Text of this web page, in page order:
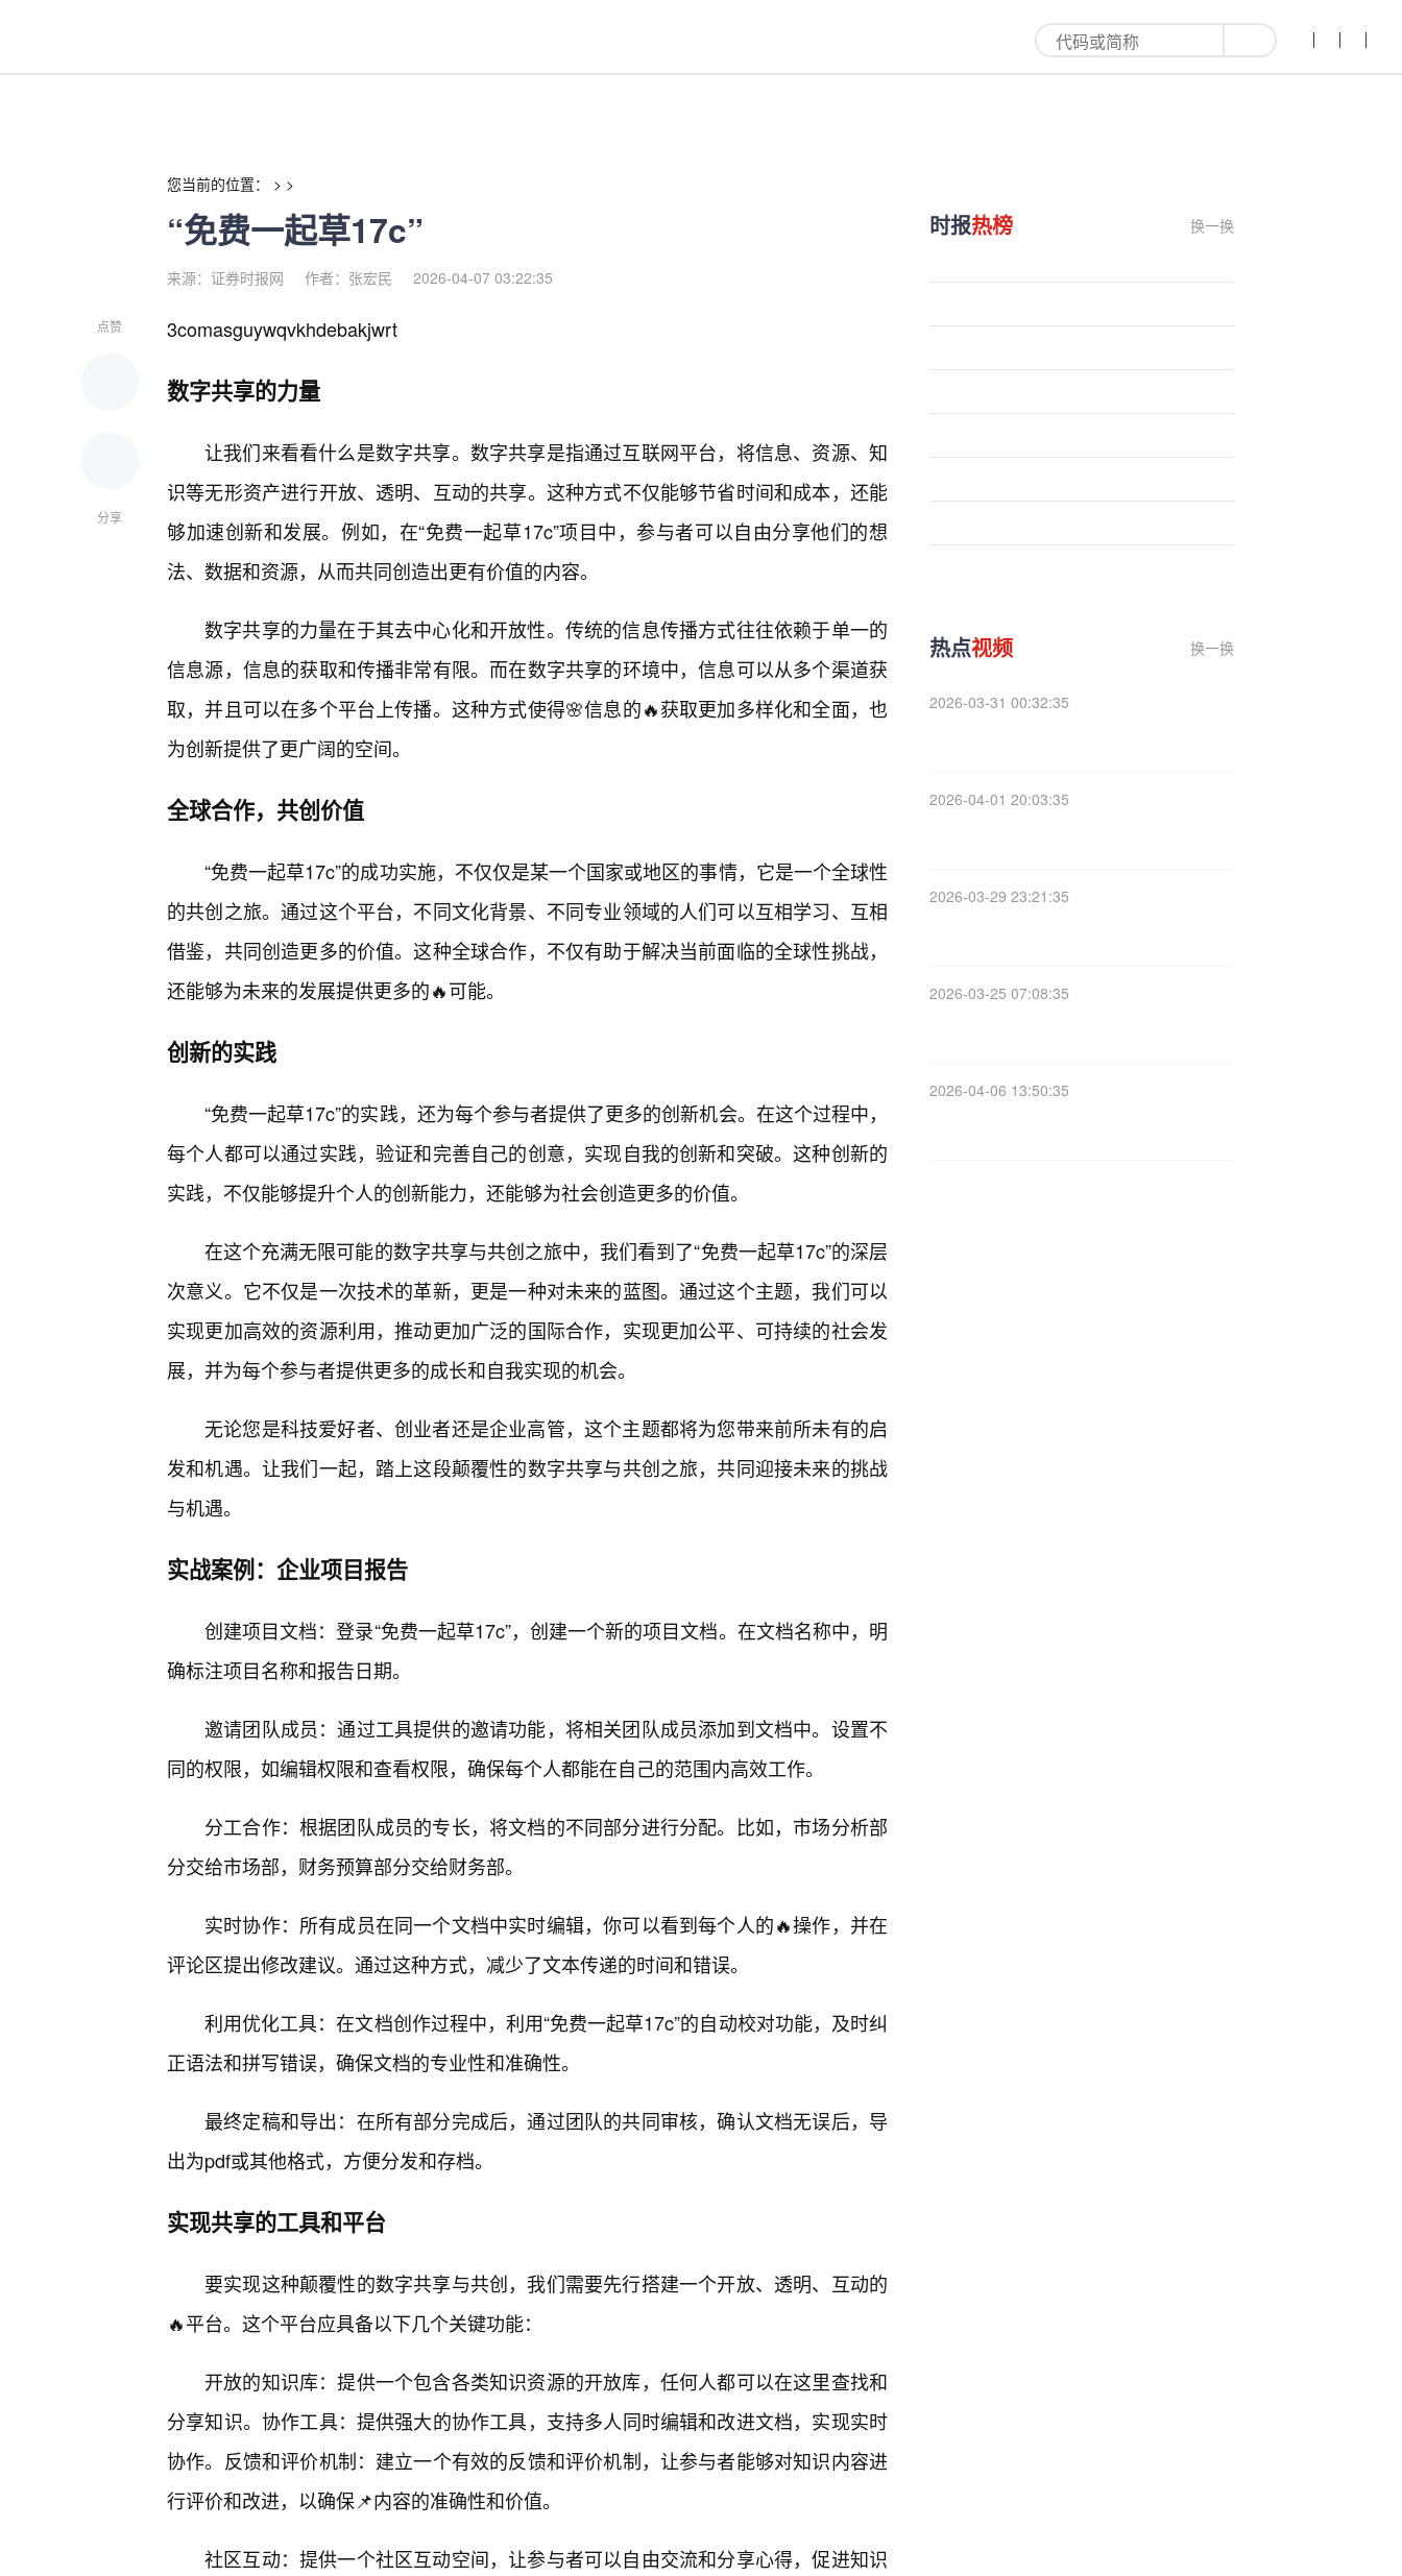
您当前的位置： > >
“免费一起草17c”
来源：证券时报网 作者：张宏民 2026-04-07 03:22:35
点赞
分享
3comasguywqvkhdebakjwrt
数字共享的力量
让我们来看看什么是数字共享。数字共享是指通过互联网平台，将信息、资源、知
识等无形资产进行开放、透明、互动的共享。这种方式不仅能够节省时间和成本，还能
够加速创新和发展。例如，在“免费一起草17c”项目中，参与者可以自由分享他们的想
法、数据和资源，从而共同创造出更有价值的内容。
数字共享的力量在于其去中心化和开放性。传统的信息传播方式往往依赖于单一的
信息源，信息的获取和传播非常有限。而在数字共享的环境中，信息可以从多个渠道获
取，并且可以在多个平台上传播。这种方式使得🌸信息的🔥获取更加多样化和全面，也
为创新提供了更广阔的空间。
全球合作，共创价值
“免费一起草17c”的成功实施，不仅仅是某一个国家或地区的事情，它是一个全球性
的共创之旅。通过这个平台，不同文化背景、不同专业领域的人们可以互相学习、互相
借鉴，共同创造更多的价值。这种全球合作，不仅有助于解决当前面临的全球性挑战，
还能够为未来的发展提供更多的🔥可能。
创新的实践
“免费一起草17c”的实践，还为每个参与者提供了更多的创新机会。在这个过程中，
每个人都可以通过实践，验证和完善自己的创意，实现自我的创新和突破。这种创新的
实践，不仅能够提升个人的创新能力，还能够为社会创造更多的价值。
在这个充满无限可能的数字共享与共创之旅中，我们看到了“免费一起草17c”的深层
次意义。它不仅是一次技术的革新，更是一种对未来的蓝图。通过这个主题，我们可以
实现更加高效的资源利用，推动更加广泛的国际合作，实现更加公平、可持续的社会发
展，并为每个参与者提供更多的成长和自我实现的机会。
无论您是科技爱好者、创业者还是企业高管，这个主题都将为您带来前所未有的启
发和机遇。让我们一起，踏上这段颠覆性的数字共享与共创之旅，共同迎接未来的挑战
与机遇。
实战案例：企业项目报告
创建项目文档：登录“免费一起草17c”，创建一个新的项目文档。在文档名称中，明
确标注项目名称和报告日期。
邀请团队成员：通过工具提供的邀请功能，将相关团队成员添加到文档中。设置不
同的权限，如编辑权限和查看权限，确保每个人都能在自己的范围内高效工作。
分工合作：根据团队成员的专长，将文档的不同部分进行分配。比如，市场分析部
分交给市场部，财务预算部分交给财务部。
实时协作：所有成员在同一个文档中实时编辑，你可以看到每个人的🔥操作，并在
评论区提出修改建议。通过这种方式，减少了文本传递的时间和错误。
利用优化工具：在文档创作过程中，利用“免费一起草17c”的自动校对功能，及时纠
正语法和拼写错误，确保文档的专业性和准确性。
最终定稿和导出：在所有部分完成后，通过团队的共同审核，确认文档无误后，导
出为pdf或其他格式，方便分发和存档。
实现共享的工具和平台
要实现这种颠覆性的数字共享与共创，我们需要先行搭建一个开放、透明、互动的
🔥平台。这个平台应具备以下几个关键功能：
开放的知识库：提供一个包含各类知识资源的开放库，任何人都可以在这里查找和
分享知识。协作工具：提供强大的协作工具，支持多人同时编辑和改进文档，实现实时
协作。反馈和评价机制：建立一个有效的反馈和评价机制，让参与者能够对知识内容进
行评价和改进，以确保📌内容的准确性和价值。
社区互动：提供一个社区互动空间，让参与者可以自由交流和分享心得，促进知识
时报热榜 换一换
热点视频 换一换
2026-03-31 00:32:35
2026-04-01 20:03:35
2026-03-29 23:21:35
2026-03-25 07:08:35
2026-04-06 13:50:35